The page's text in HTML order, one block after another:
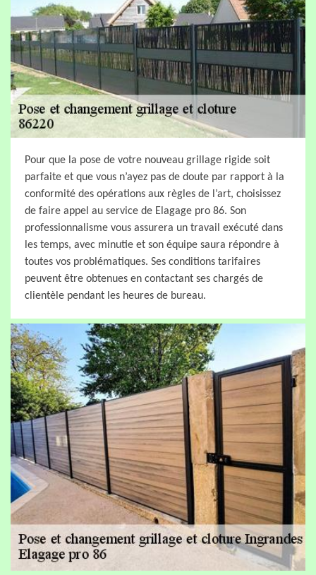
Pour que la pose de votre nouveau grillage rigide soit
parfaite et que vous n’ayez pas de doute par rapport à la
conformité des opérations aux règles de l’art, choisissez
de faire appel au service de Elagage pro 86. Son
professionnalisme vous assurera un travail exécuté dans
les temps, avec minutie et son équipe saura répondre à
toutes vos problématiques. Ses conditions tarifaires
peuvent être obtenues en contactant ses chargés de
clientèle pendant les heures de bureau.